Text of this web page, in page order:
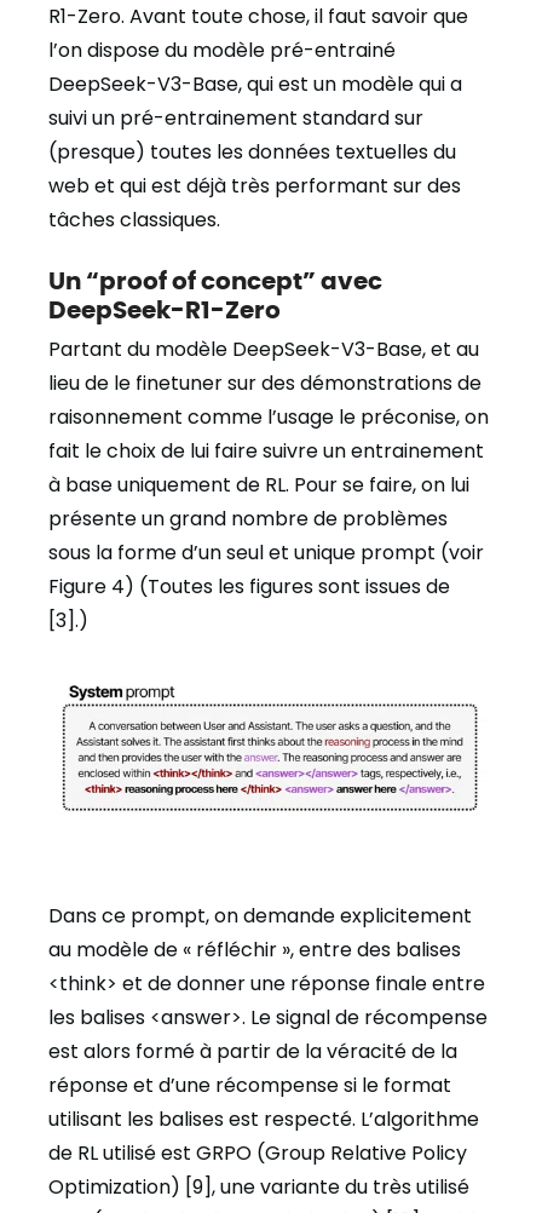
R1-Zero. Avant toute chose, il faut savoir que
l’on dispose du modèle pré-entrainé
DeepSeek-V3-Base, qui est un modèle qui a
suivi un pré-entrainement standard sur
(presque) toutes les données textuelles du
web et qui est déjà très performant sur des
tâches classiques.
Un “proof of concept” avec
DeepSeek-R1-Zero
Partant du modèle DeepSeek-V3-Base, et au
lieu de le finetuner sur des démonstrations de
raisonnement comme l’usage le préconise, on
fait le choix de lui faire suivre un entrainement
à base uniquement de RL. Pour se faire, on lui
présente un grand nombre de problèmes
sous la forme d’un seul et unique prompt (voir
Figure 4) (Toutes les figures sont issues de
[3].)
Dans ce prompt, on demande explicitement
au modèle de « réfléchir », entre des balises
<think> et de donner une réponse finale entre
les balises <answer>. Le signal de récompense
est alors formé à partir de la véracité de la
réponse et d’une récompense si le format
utilisant les balises est respecté. L’algorithme
de RL utilisé est GRPO (Group Relative Policy
Optimization) [9], une variante du très utilisé